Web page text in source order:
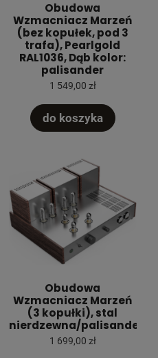
Obudowa
Wzmacniacz Marzeń
(bez kopułek, pod 3
trafa), Pearlgold
RAL1036, Dąb kolor:
palisander
1 549,00 zł
do koszyka
Obudowa
Wzmacniacz Marzeń
(3 kopułki), stal
nierdzewna/palisander
1 699,00 zł